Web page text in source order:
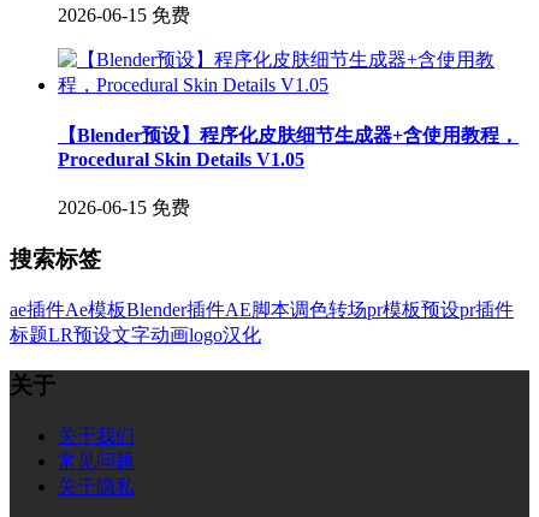
2026-06-15 免费
【Blender预设】程序化皮肤细节生成器+含使用教程，
Procedural Skin Details V1.05
2026-06-15 免费
搜索标签
ae插件Ae模板Blender插件AE脚本调色转场pr模板预设pr插件
标题LR预设文字动画logo汉化
关于
关于我们
常见问题
关于隐私